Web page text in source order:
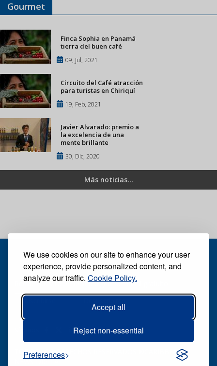
We use cookies on our site to enhance your user
experience, provide personalized content, and
analyze our traffic. Cookie Policy.
Accept all
Reject non-essential
Preferences
Gourmet
Finca Sophia en Panamá
tierra del buen café
09, Jul, 2021
Circuito del Café atracción
para turistas en Chiriquí
19, Feb, 2021
Javier Alvarado: premio a
la excelencia de una
mente brillante
30, Dic, 2020
Más noticias...
Recibe nuestro periódico digital semanal gratuito
Suscribirse
TODOS LOS DERECHOS RESERVADOS ®CARIBBEAN
NEWS DIGITAL.